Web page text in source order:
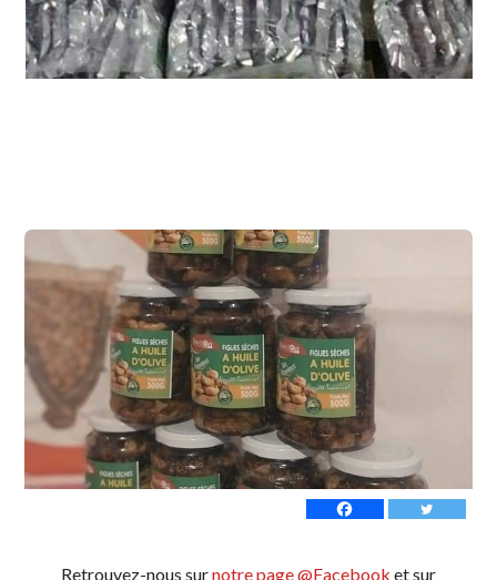
Retrouvez-nous surnotre page @Facebook et sur